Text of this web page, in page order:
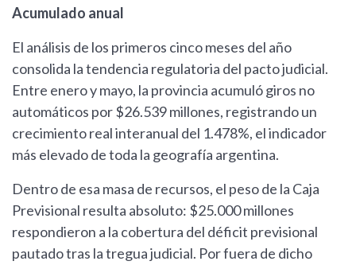
Acumulado anual
El análisis de los primeros cinco meses del año
consolida la tendencia regulatoria del pacto judicial.
Entre enero y mayo, la provincia acumuló giros no
automáticos por $26.539 millones, registrando un
crecimiento real interanual del 1.478%, el indicador
más elevado de toda la geografía argentina.
Dentro de esa masa de recursos, el peso de la Caja
Previsional resulta absoluto: $25.000 millones
respondieron a la cobertura del déficit previsional
pautado tras la tregua judicial. Por fuera de dicho